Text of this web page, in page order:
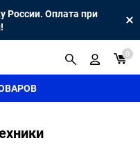
России. Оплата при
0